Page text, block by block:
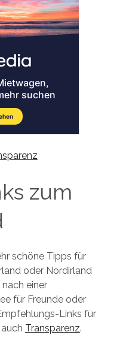
zum
schöne Tipps für
oder Nordirland
einer
für Freunde oder
Links für
Transparenz.